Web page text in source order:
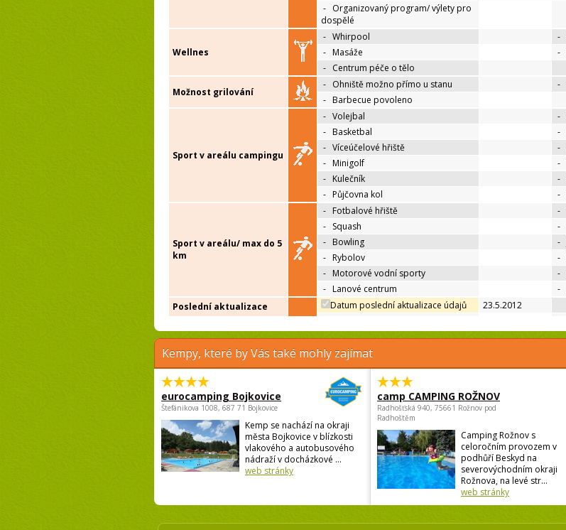
- Organizovaný program/ výlety pro
dospělé
Wellnes
- Whirpool -
- Masáže -
- Centrum péče o tělo
Možnost grilování
- Ohniště možno přímo u stanu -
- Barbecue povoleno
Sport v areálu campingu
- Volejbal -
- Basketbal -
- Víceúčelové hřiště -
- Minigolf -
- Kulečník -
- Půjčovna kol -
Sport v areálu/ max do 5
km
- Fotbalové hřiště -
- Squash -
- Bowling -
- Rybolov -
- Motorové vodní sporty -
- Lanové centrum -
Poslední aktualizace
Datum poslední aktualizace údajů 23.5.2012
Kempy, které by Vás také mohly zajímat
eurocamping Bojkovice
Štefánikova 1008, 687 71 Bojkovice
Kemp se nachází na okraji
města Bojkovice v blízkosti
vlakového a autobusového
nádraží v docházkové ...
web stránky
camp CAMPING ROŽNOV
Radhošťská 940, 75661 Rožnov pod
Radhoštěm
Camping Rožnov s
celoročním provozem v
podhůří Beskyd na
severovýchodním okraji
Rožnova, na levé str...
web stránky